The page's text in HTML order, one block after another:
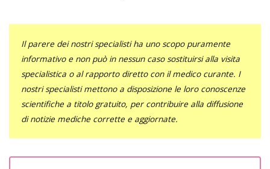
Il parere dei nostri specialisti ha uno scopo puramente
informativo e non può in nessun caso sostituirsi alla visita
specialistica o al rapporto diretto con il medico curante. I
nostri specialisti mettono a disposizione le loro conoscenze
scientifiche a titolo gratuito, per contribuire alla diffusione
di notizie mediche corrette e aggiornate.